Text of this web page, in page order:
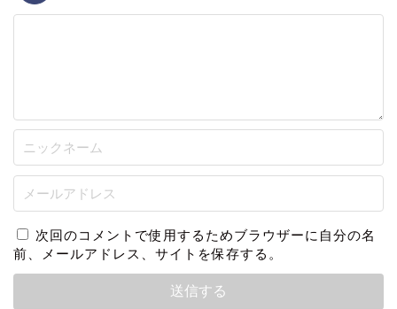
次回のコメントで使用するためブラウザーに自分の名
前、メールアドレス、サイトを保存する。